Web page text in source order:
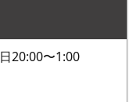
20:00〜1:00